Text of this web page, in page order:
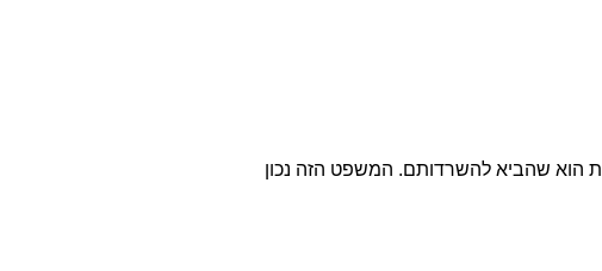
הוא שהביא להשרדותם. המשפט הזה נכון